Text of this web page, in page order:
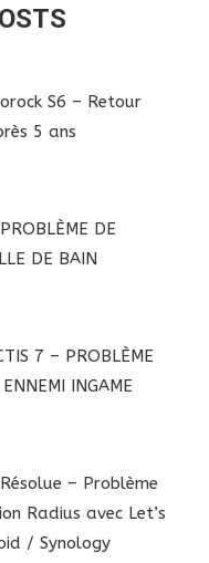
S6 – Retour
5 ans
DE
DE BAIN
7 – PROBLÈME
INGAME
– Problème
Radius avec Let’s
/ Synology